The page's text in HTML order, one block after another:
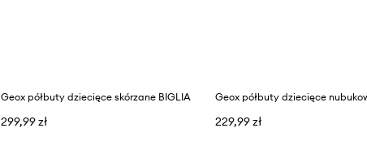
Geox półbuty dziecięce skórzane BIGLIA
299,99 zł 229,99 zł